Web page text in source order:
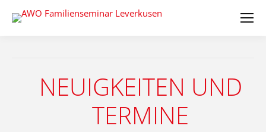
NEUIGKEITEN UND
TERMINE
wieder los!
Wir haben wieder ein
abwechslungsreiches